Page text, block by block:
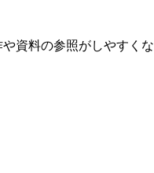
資料の参照がしやすくな